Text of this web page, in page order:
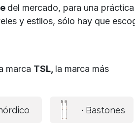
del mercado, para una práctica
y estilos, sólo hay que
marca TSL, la marca más
· Bastones